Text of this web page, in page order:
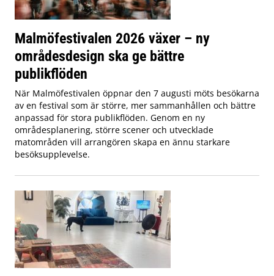
Malmöfestivalen 2026 växer – ny
områdesdesign ska ge bättre
publikflöden
När Malmöfestivalen öppnar den 7 augusti möts besökarna
av en festival som är större, mer sammanhållen och bättre
anpassad för stora publikflöden. Genom en ny
områdesplanering, större scener och utvecklade
matområden vill arrangören skapa en ännu starkare
besöksupplevelse.